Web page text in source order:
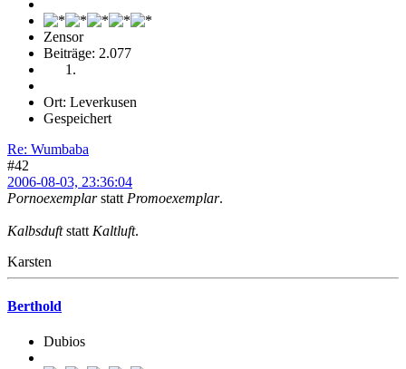
Zensor
Beiträge: 2.077
Ort: Leverkusen
Gespeichert
Re: Wumbaba
#42
2006-08-03, 23:36:04
Pornoexemplarstatt Promoexemplar.
Kalbsduftstatt Kaltluft.
Karsten
Berthold
Dubios